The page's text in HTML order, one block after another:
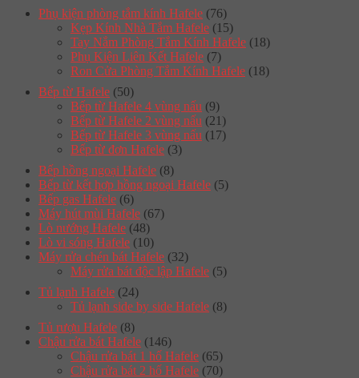
Phụ kiện phòng tắm kính Hafele (76)
Kẹp Kính Nhà Tắm Hafele (15)
Tay Nắm Phòng Tắm Kính Hafele (18)
Phụ Kiện Liên Kết Hafele (7)
Ron Cửa Phòng Tắm Kính Hafele (18)
Bếp từ Hafele (50)
Bếp từ Hafele 4 vùng nấu (9)
Bếp từ Hafele 2 vùng nấu (21)
Bếp từ Hafele 3 vùng nấu (17)
Bếp từ đơn Hafele (3)
Bếp hồng ngoại Hafele (8)
Bếp từ kết hợp hồng ngoại Hafele (5)
Bếp gas Hafele (6)
Máy hút mùi Hafele (67)
Lò nướng Hafele (48)
Lò vi sóng Hafele (10)
Máy rửa chén bát Hafele (32)
Máy rửa bát độc lập Hafele (5)
Tủ lạnh Hafele (24)
Tủ lạnh side by side Hafele (8)
Tủ rượu Hafele (8)
Chậu rửa bát Hafele (146)
Chậu rửa bát 1 hố Hafele (65)
Chậu rửa bát 2 hố Hafele (70)